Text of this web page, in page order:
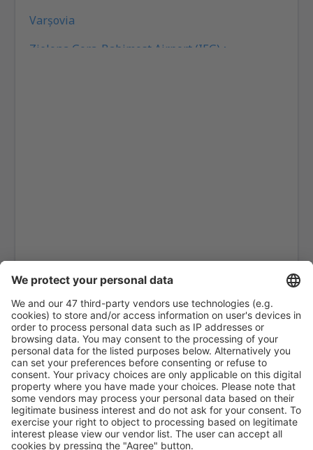
Varşovia
Zielona Gora-Babimost Airport (IEG)